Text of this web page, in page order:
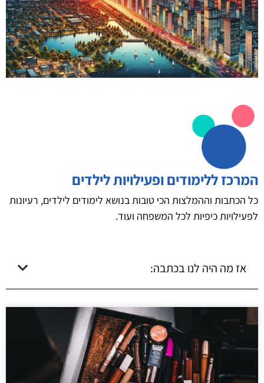
המרכז ללימודים ופעילויות לילדים
כל הכתבות וההמלצות הכי טובות בנושא לימודים לילדים, רעיונות
לפעילויות כיפיות לכל המשפחה ועוד.
אז מה היה לנו בכתבה: